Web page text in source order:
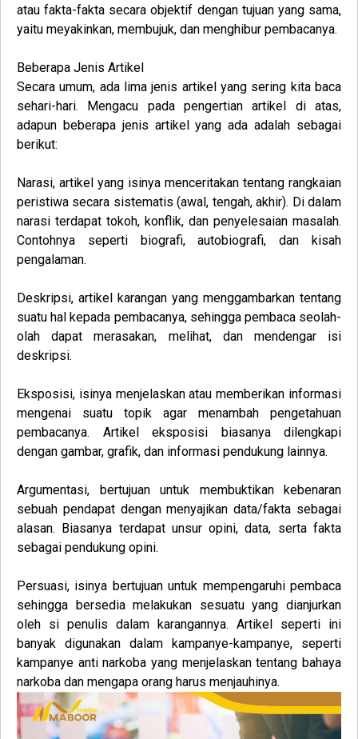
atau fakta-fakta secara objektif dengan tujuan yang sama,
yaitu meyakinkan, membujuk, dan menghibur pembacanya.
Beberapa Jenis Artikel
Secara umum, ada lima jenis artikel yang sering kita baca
sehari-hari. Mengacu pada pengertian artikel di atas,
adapun beberapa jenis artikel yang ada adalah sebagai
berikut:
Narasi, artikel yang isinya menceritakan tentang rangkaian
peristiwa secara sistematis (awal, tengah, akhir). Di dalam
narasi terdapat tokoh, konflik, dan penyelesaian masalah.
Contohnya seperti biografi, autobiografi, dan kisah
pengalaman.
Deskripsi, artikel karangan yang menggambarkan tentang
suatu hal kepada pembacanya, sehingga pembaca seolah-
olah dapat merasakan, melihat, dan mendengar isi
deskripsi.
Eksposisi, isinya menjelaskan atau memberikan informasi
mengenai suatu topik agar menambah pengetahuan
pembacanya. Artikel eksposisi biasanya dilengkapi
dengan gambar, grafik, dan informasi pendukung lainnya.
Argumentasi, bertujuan untuk membuktikan kebenaran
sebuah pendapat dengan menyajikan data/fakta sebagai
alasan. Biasanya terdapat unsur opini, data, serta fakta
sebagai pendukung opini.
Persuasi, isinya bertujuan untuk mempengaruhi pembaca
sehingga bersedia melakukan sesuatu yang dianjurkan
oleh si penulis dalam karangannya. Artikel seperti ini
banyak digunakan dalam kampanye-kampanye, seperti
kampanye anti narkoba yang menjelaskan tentang bahaya
narkoba dan mengapa orang harus menjauhinya.